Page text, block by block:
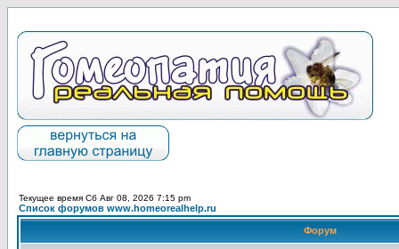
Текущее время Сб Авг 08, 2026 7:15 pm
Список форумов www.homeorealhelp.ru
Форум